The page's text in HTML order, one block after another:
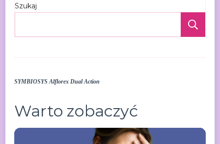
Szukaj
SYMBIOSYS Alflorex Dual Action
Warto zobaczyć